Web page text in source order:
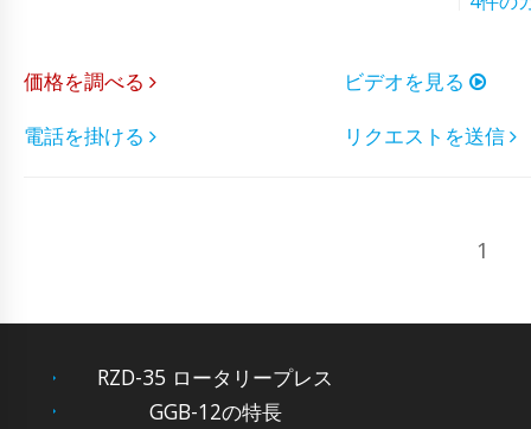
価格を調べる
ビデオを見る
電話を掛ける
リクエストを送信
1
RZD-35 ロータリープレス
GGB-12の特長